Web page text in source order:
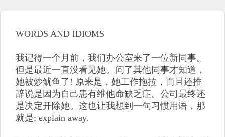
WORDS AND IDIOMS
我记得一个月前，我们办公室来了一位新同事。
但是最近一直没看见她。问了其他同事才知道，
她被炒鱿鱼了! 原来是，她工作拖拉，而且还推
辞说是因为自己患有维他命缺乏症。公司最终还
是决定开除她。这也让我想到一句习惯用语，那
就是: explain away.